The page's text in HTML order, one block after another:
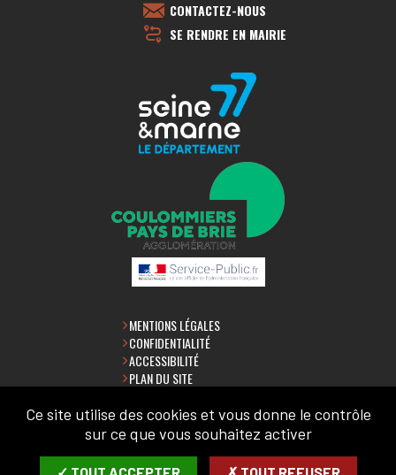
CONTACTEZ-NOUS
SE RENDRE EN MAIRIE
MENTIONS LÉGALES
CONFIDENTIALITÉ
ACCESSIBILITÉ
PLAN DU SITE
LETTRE D'INFORMATION
SAISIR VOTRE COURRIEL:
Ce site utilise des cookies et vous donne le contrôle
sur ce que vous souhaitez activer